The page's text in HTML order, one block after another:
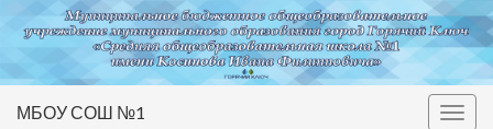
Вкл/
МБОУ СОШ №1